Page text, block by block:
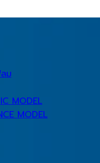
ม
MODEL
MODEL